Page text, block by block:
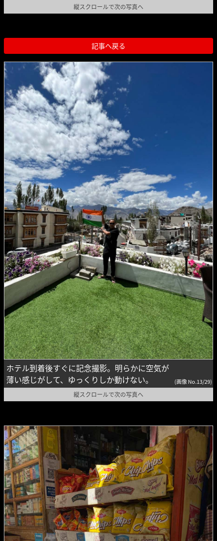
縦スクロールで次の写真へ
記事へ戻る
ホテル到着後すぐに記念撮影。明らかに空気が
薄い感じがして、ゆっくりしか動けない。
(画像 No.13/29)
縦スクロールで次の写真へ